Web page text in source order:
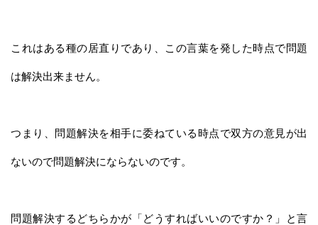
これはある種の居直りであり、この言葉を発した時点で問題
は解決出来ません。
つまり、問題解決を相手に委ねている時点で双方の意見が出
ないので問題解決にならないのです。
問題解決するどちらかが「どうすればいいのですか？」と言